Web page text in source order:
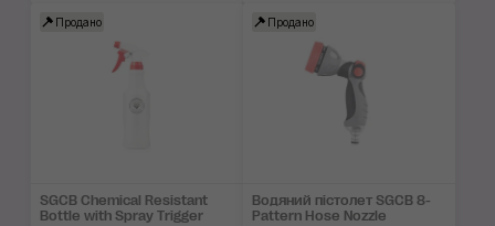
Продано
SGCB Chemical Resistant
Bottle with Spray Trigger
Продано
Водяний пістолет SGCB 8-
Pattern Hose Nozzle